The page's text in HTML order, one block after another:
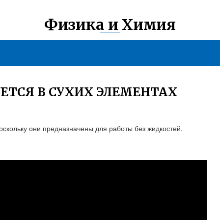
Физика и Химия
В СУХИХ ЭЛЕМЕНТАХ
они предназначены для работы без жидкостей.